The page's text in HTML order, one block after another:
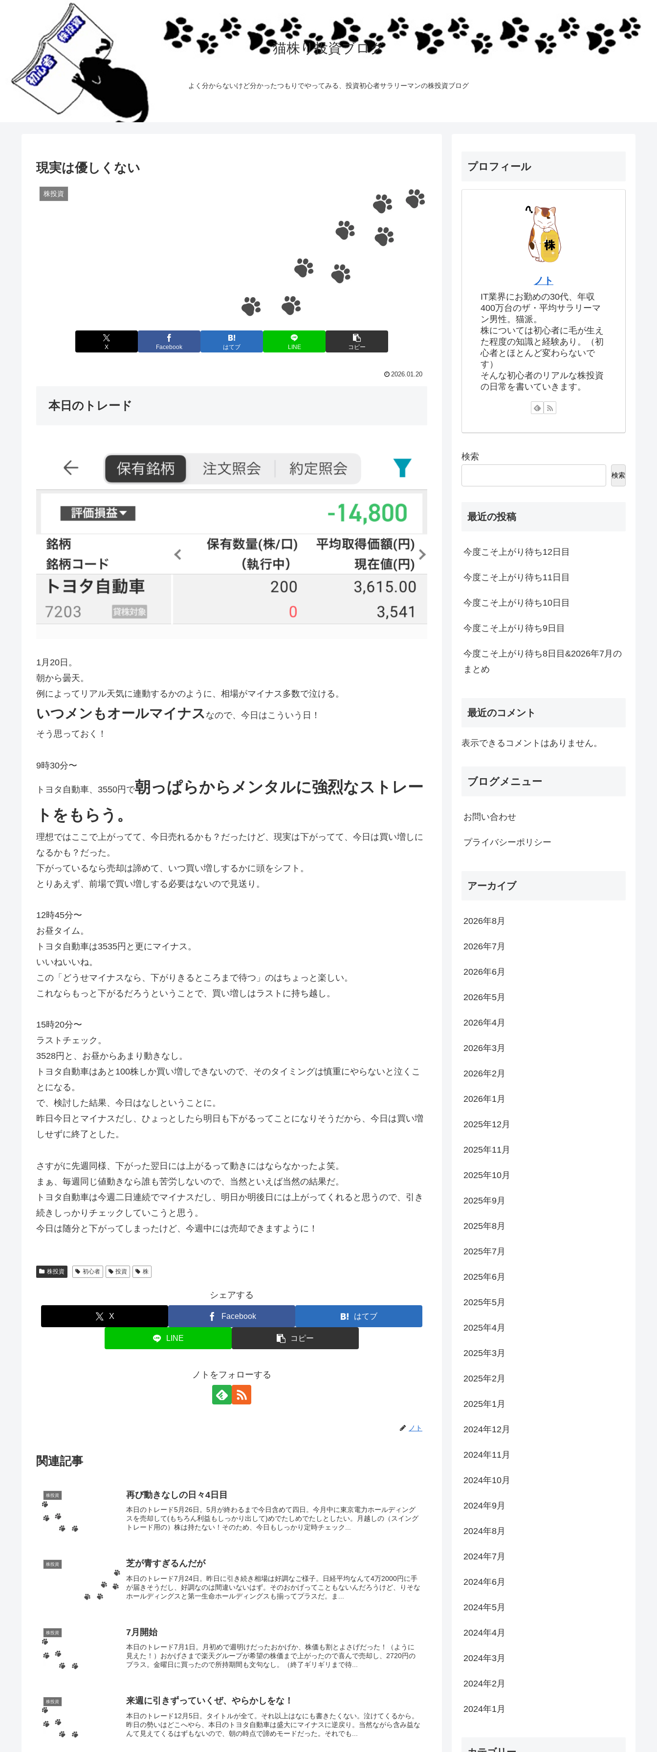
猫株り投資ブログ
よく分からないけど分かったつもりでやってみる、投資初心者サラリーマンの株投資ブログ
現実は優しくない
株投資
X Facebook はてブ LINE コピー
2026.01.20
本日のトレード
1月20日。
朝から曇天。
例によってリアル天気に連動するかのように、相場がマイナス多数で泣ける。
いつメンもオールマイナス なので、今日はこういう日！
そう思っておく！
9時30分〜
トヨタ自動車、3550円で朝っぱらからメンタルに強烈なストレー
トをもらう。
理想ではここで上がってて、今日売れるかも？だったけど、現実は下がってて、今日は買い増しに
なるかも？だった。
下がっているなら売却は諦めて、いつ買い増しするかに頭をシフト。
とりあえず、前場で買い増しする必要はないので見送り。
12時45分〜
お昼タイム。
トヨタ自動車は3535円と更にマイナス。
いいねいいね。
この「どうせマイナスなら、下がりきるところまで待つ」のはちょっと楽しい。
これならもっと下がるだろうということで、買い増しはラストに持ち越し。
15時20分〜
ラストチェック。
3528円と、お昼からあまり動きなし。
トヨタ自動車はあと100株しか買い増しできないので、そのタイミングは慎重にやらないと泣くこ
とになる。
で、検討した結果、今日はなしということに。
昨日今日とマイナスだし、ひょっとしたら明日も下がるってことになりそうだから、今日は買い増
しせずに終了とした。
さすがに先週同様、下がった翌日には上がるって動きにはならなかったよ笑。
まぁ、毎週同じ値動きなら誰も苦労しないので、当然といえば当然の結果だ。
トヨタ自動車は今週二日連続でマイナスだし、明日か明後日には上がってくれると思うので、引き
続きしっかりチェックしていこうと思う。
今日は随分と下がってしまったけど、今週中には売却できますように！
株投資 初心者 投資 株
シェアする
X Facebook はてブ
LINE コピー
ノトをフォローする
ノト
関連記事
株投資 再び動きなしの日々4日目
本日のトレード5月26日。5月が終わるまで今日含めて四日。今月中に東京電力ホールディング
スを売却して(もちろん利益もしっかり出して)めでたしめでたしとしたい。月越しの（スイング
トレード用の）株は持たない！そのため、今日もしっかり定時チェック...
株投資 芝が青すぎるんだが
本日のトレード7月24日。昨日に引き続き相場は好調なご様子。日経平均なんて4万2000円に手
が届きそうだし、好調なのは間違いないはず。そのおかげってこともないんだろうけど、りそな
ホールディングスと第一生命ホールディングスも揃ってプラスだ。ま...
株投資 7月開始
本日のトレード7月1日。月初めで週明けだったおかげか、株価も割とよさげだった！（ように
見えた！）おかげさまで楽天グループが希望の株価まで上がったので喜んで売却し、2720円の
プラス。金曜日に買ったので所持期間も文句なし。（終了ギリギリまで待...
株投資 来週に引きずっていくぜ、やらかしをな！
本日のトレード12月5日。タイトルが全て。それ以上はなにも書きたくない。泣けてくるから。
昨日の勢いはどこへやら、本日のトヨタ自動車は盛大にマイナスに逆戻り。当然ながら含み益な
んて見えてくるはずもないので、朝の時点で諦めモードだった。それでも...
プロフィール
ノト
IT業界にお勤めの30代、年収
400万台のザ・平均サラリーマ
ン男性。猫派。
株については初心者に毛が生え
た程度の知識と経験あり。（初
心者とほとんど変わらないで
す）
そんな初心者のリアルな株投資
の日常を書いていきます。
検索
検索
最近の投稿
今度こそ上がり待ち12日目
今度こそ上がり待ち11日目
今度こそ上がり待ち10日目
今度こそ上がり待ち9日目
今度こそ上がり待ち8日目&2026年7月の
まとめ
最近のコメント
表示できるコメントはありません。
ブログメニュー
お問い合わせ
プライバシーポリシー
アーカイブ
2026年8月
2026年7月
2026年6月
2026年5月
2026年4月
2026年3月
2026年2月
2026年1月
2025年12月
2025年11月
2025年10月
2025年9月
2025年8月
2025年7月
2025年6月
2025年5月
2025年4月
2025年3月
2025年2月
2025年1月
2024年12月
2024年11月
2024年10月
2024年9月
2024年8月
2024年7月
2024年6月
2024年5月
2024年4月
2024年3月
2024年2月
2024年1月